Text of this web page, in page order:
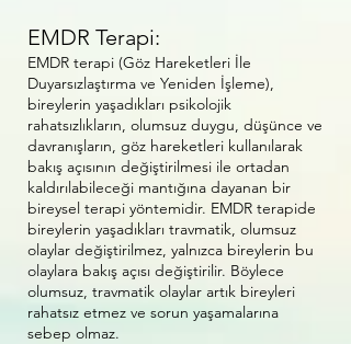
EMDR Terapi:
EMDR terapi (Göz Hareketleri İle
Duyarsızlaştırma ve Yeniden İşleme),
bireylerin yaşadıkları psikolojik
rahatsızlıkların, olumsuz duygu, düşünce ve
davranışların, göz hareketleri kullanılarak
bakış açısının değiştirilmesi ile ortadan
kaldırılabileceği mantığına dayanan bir
bireysel terapi yöntemidir. EMDR terapide
bireylerin yaşadıkları travmatik, olumsuz
olaylar değiştirilmez, yalnızca bireylerin bu
olaylara bakış açısı değiştirilir. Böylece
olumsuz, travmatik olaylar artık bireyleri
rahatsız etmez ve sorun yaşamalarına
sebep olmaz.